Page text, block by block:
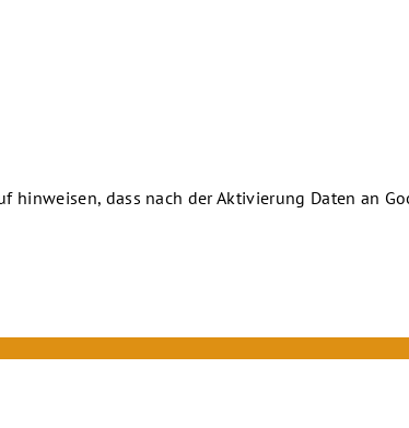
hinweisen, dass nach der Aktivierung Daten an